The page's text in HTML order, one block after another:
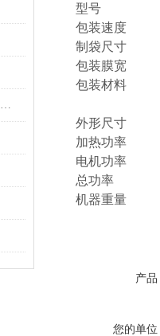
真空气调包装机的使用提高了食品的质量和外观
型号
包装速度
制袋尺寸
包装膜宽
包装材料
外形尺寸
加热功率
电机功率
总功率
机器重量
产品
您的单位